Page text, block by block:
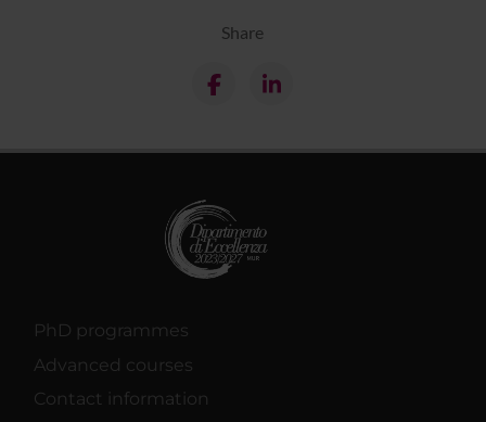
Share
PhD programmes
Advanced courses
Contact information